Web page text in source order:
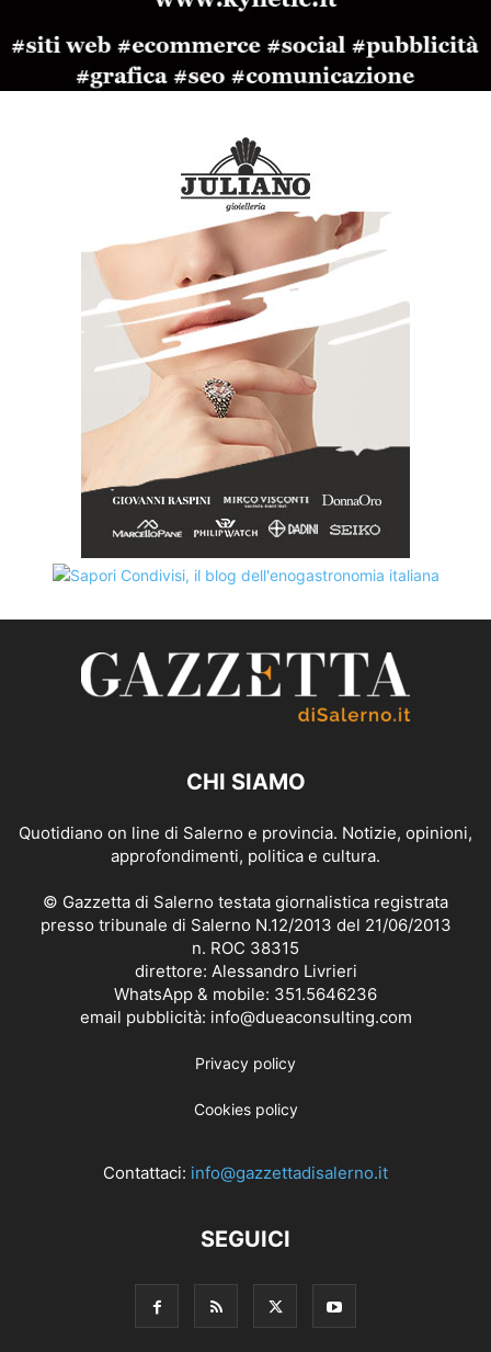
CHI SIAMO
Quotidiano on line di Salerno e provincia. Notizie, opinioni,
approfondimenti, politica e cultura.
© Gazzetta di Salerno testata giornalistica registrata
presso tribunale di Salerno N.12/2013 del 21/06/2013
n. ROC 38315
direttore: Alessandro Livrieri
WhatsApp & mobile: 351.5646236
email pubblicità: info@dueaconsulting.com
Privacy policy
Cookies policy
Contattaci: info@gazzettadisalerno.it
SEGUICI